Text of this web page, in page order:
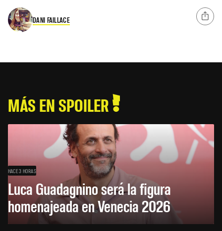
DANI FAILLACE
MÁS EN SPOILER
HACE 3 HORAS
Luca Guadagnino será la figura
homenajeada en Venecia 2026